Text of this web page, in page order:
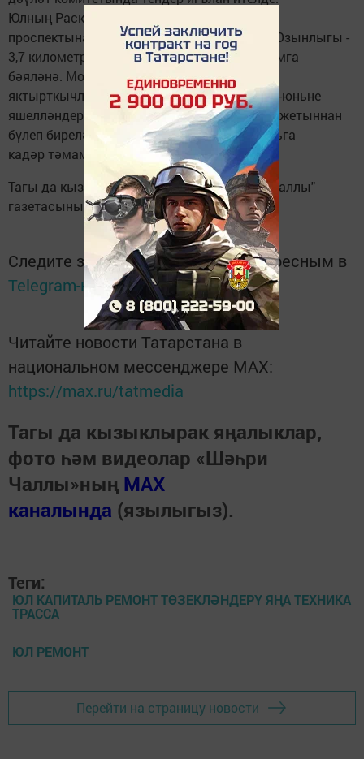
Юлның Раскольников урамыннан Сөембикә
проспектына кадәр өлеше ремонтланачак. Озынлыгы -
3,7 километр. Төзекләндерү 241 миллион сумга
бәяләнә. Моннан тыш, юл тирәсендәге
яктырткычларны, светофорны яңарту, тирә-юньне
яшелләндерү дә күздә тотыла. Акча ТР бюджетыннан
бүлеп биреләчәк. Ремонт эшләре 25 октябрьга
кадәр тәмамланырга тиеш.
Тагы да кызыклырак яңалыклар - "Шәһри Чаллы"
газетасыныңТелеграммканалында
Следите за самым важным и интересным в
Telegram-каналеТатмедиа
Читайте новости Татарстана в
национальном мессенджере MАХ:
https://max.ru/tatmedia
Тагы да кызыклырак яңалыклар,
фото һәм видеолар «Шәһри
Чаллы»ның MAX
каналында (язылыгыз).
Теги:
ЮЛ КАПИТАЛЬ РЕМОНТ ТӨЗЕКЛӘНДЕРҮ ЯҢА ТЕХНИКА
ТРАССА
ЮЛ РЕМОНТ
Перейти на страницу новости